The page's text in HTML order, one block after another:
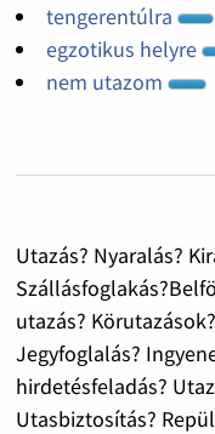
tengerentúlra
egzotikus helyre
nem utazom
Utazás? Nyaralás?
utazás?
Jegyfoglalás?
hirdetésfeladás?
Utasbiztosítás?